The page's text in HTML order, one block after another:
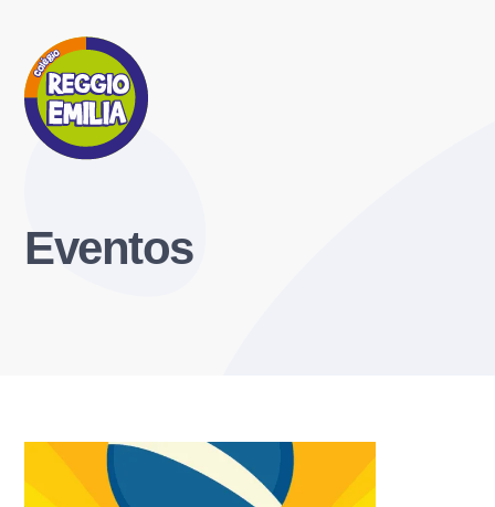
Eventos